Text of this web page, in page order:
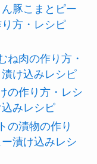
豚こまとピー
り方・レシピ
ね肉の作り方・
け込みレシピ
の作り方・レシ
みレシピ
の漬物の作り
漬け込みレシ